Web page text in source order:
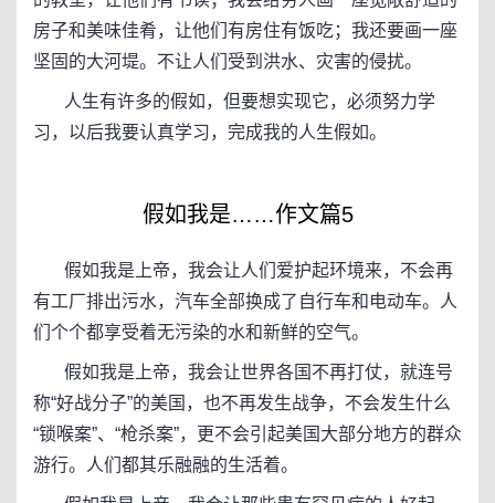
房子和美味佳肴，让他们有房住有饭吃；我还要画一座
坚固的大河堤。不让人们受到洪水、灾害的侵扰。
人生有许多的假如，但要想实现它，必须努力学
习，以后我要认真学习，完成我的人生假如。
假如我是……作文篇5
假如我是上帝，我会让人们爱护起环境来，不会再
有工厂排出污水，汽车全部换成了自行车和电动车。人
们个个都享受着无污染的水和新鲜的空气。
假如我是上帝，我会让世界各国不再打仗，就连号
称“好战分子”的美国，也不再发生战争，不会发生什么
“锁喉案”、“枪杀案”，更不会引起美国大部分地方的群众
游行。人们都其乐融融的生活着。